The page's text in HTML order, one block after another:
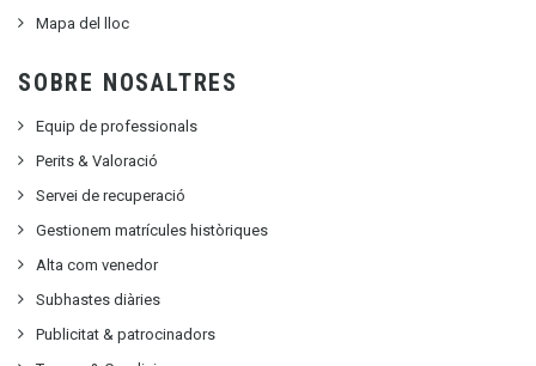
Mapa del lloc
SOBRE NOSALTRES
Equip de professionals
Perits & Valoració
Servei de recuperació
Gestionem matrícules històriques
Alta com venedor
Subhastes diàries
Publicitat & patrocinadors